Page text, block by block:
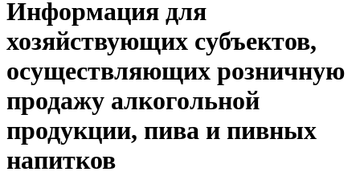
Информация для
хозяйствующих субъектов,
осуществляющих розничную
продажу алкогольной
продукции, пива и пивных
напитков